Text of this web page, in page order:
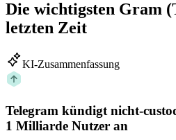
Die wichtigsten Gram
letzten Zeit
KI-Zusammenfassung
Telegram kündigt nicht-
1 Milliarde Nutzer an